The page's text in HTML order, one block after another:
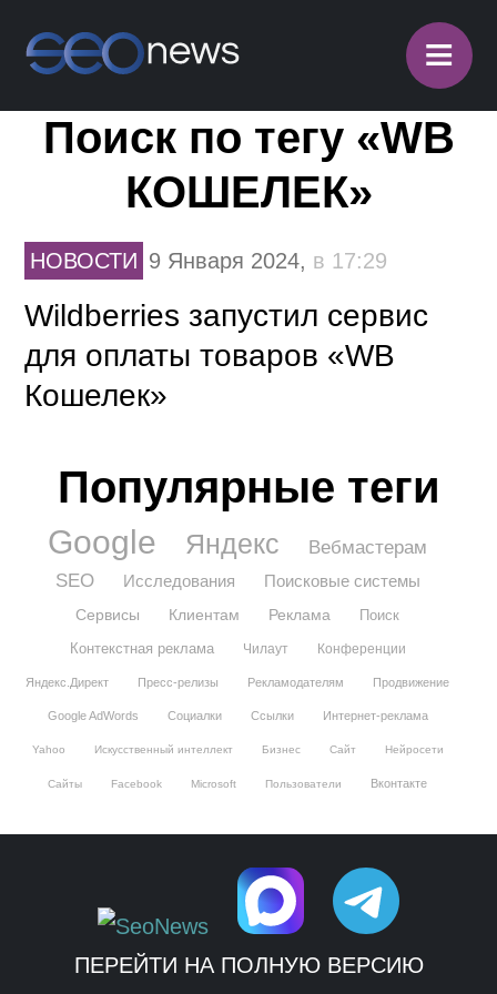
≡
Поиск по тегу «WB
КОШЕЛЕК»
НОВОСТИ 9 Января 2024, в 17:29
Wildberries запустил сервис
для оплаты товаров «WB
Кошелек»
Популярные теги
Google Яндекс
Вебмастерам
SEO
Исследования Поисковые системы
Сервисы Клиентам Реклама
Поиск
Контекстная реклама
Чилаут Конференции
Яндекс.Директ Пресс-релизы Рекламодателям Продвижение
Google AdWords Социалки Ссылки Интернет-реклама
Yahoo Искусственный интеллект Бизнес Сайт Нейросети
Сайты Facebook Microsoft Пользователи Вконтакте
ПЕРЕЙТИ НА ПОЛНУЮ ВЕРСИЮ